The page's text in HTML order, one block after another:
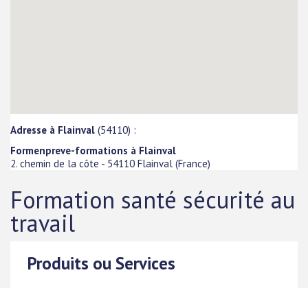
Adresse à Flainval (54110) :
Formenpreve-formations à Flainval
2. chemin de la côte - 54110 Flainval (France)
Formation santé sécurité au
travail
Produits ou Services